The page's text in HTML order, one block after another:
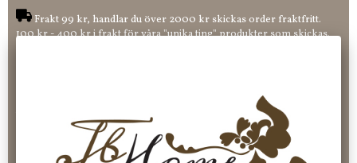
Frakt 99 kr, handlar du över 2000 kr skickas order fraktfritt.
100 kr - 400 kr i frakt för våra "unika ting" produkter som skickas.
CHECKOUT. Välj själv hur du vill betala mellan alla Klarnas
betalningstjänster. Och du kan även välja PAYSON betalningstjänst.
Nöjda kunder och strävar efter att ha snabba leveranser!
-ligt Tack för att just Du tittar in hos Jb Home!